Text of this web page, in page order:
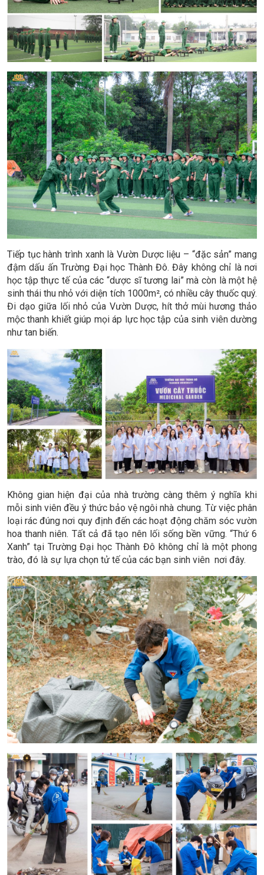
Tiếp tục hành trình xanh là Vườn Dược liệu – “đặc sản” mang
đậm dấu ấn Trường Đại học Thành Đô. Đây không chỉ là nơi
học tập thực tế của các “dược sĩ tương lai” mà còn là một hệ
sinh thái thu nhỏ với diện tích 1000m², có nhiều cây thuốc quý.
Đi dạo giữa lối nhỏ của Vườn Dược, hít thở mùi hương thảo
mộc thanh khiết giúp mọi áp lực học tập của sinh viên dường
như tan biến.
Không gian hiện đại của nhà trường càng thêm ý nghĩa khi
mỗi sinh viên đều ý thức bảo vệ ngôi nhà chung. Từ việc phân
loại rác đúng nơi quy định đến các hoạt động chăm sóc vườn
hoa thanh niên. Tất cả đã tạo nên lối sống bền vững. “Thứ 6
Xanh” tại Trường Đại học Thành Đô không chỉ là một phong
trào, đó là sự lựa chọn tử tế của các bạn sinh viên nơi đây.